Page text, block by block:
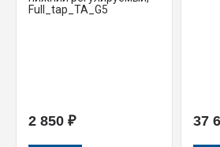
Full_tap_TA_G5
2 850 ₽ 37